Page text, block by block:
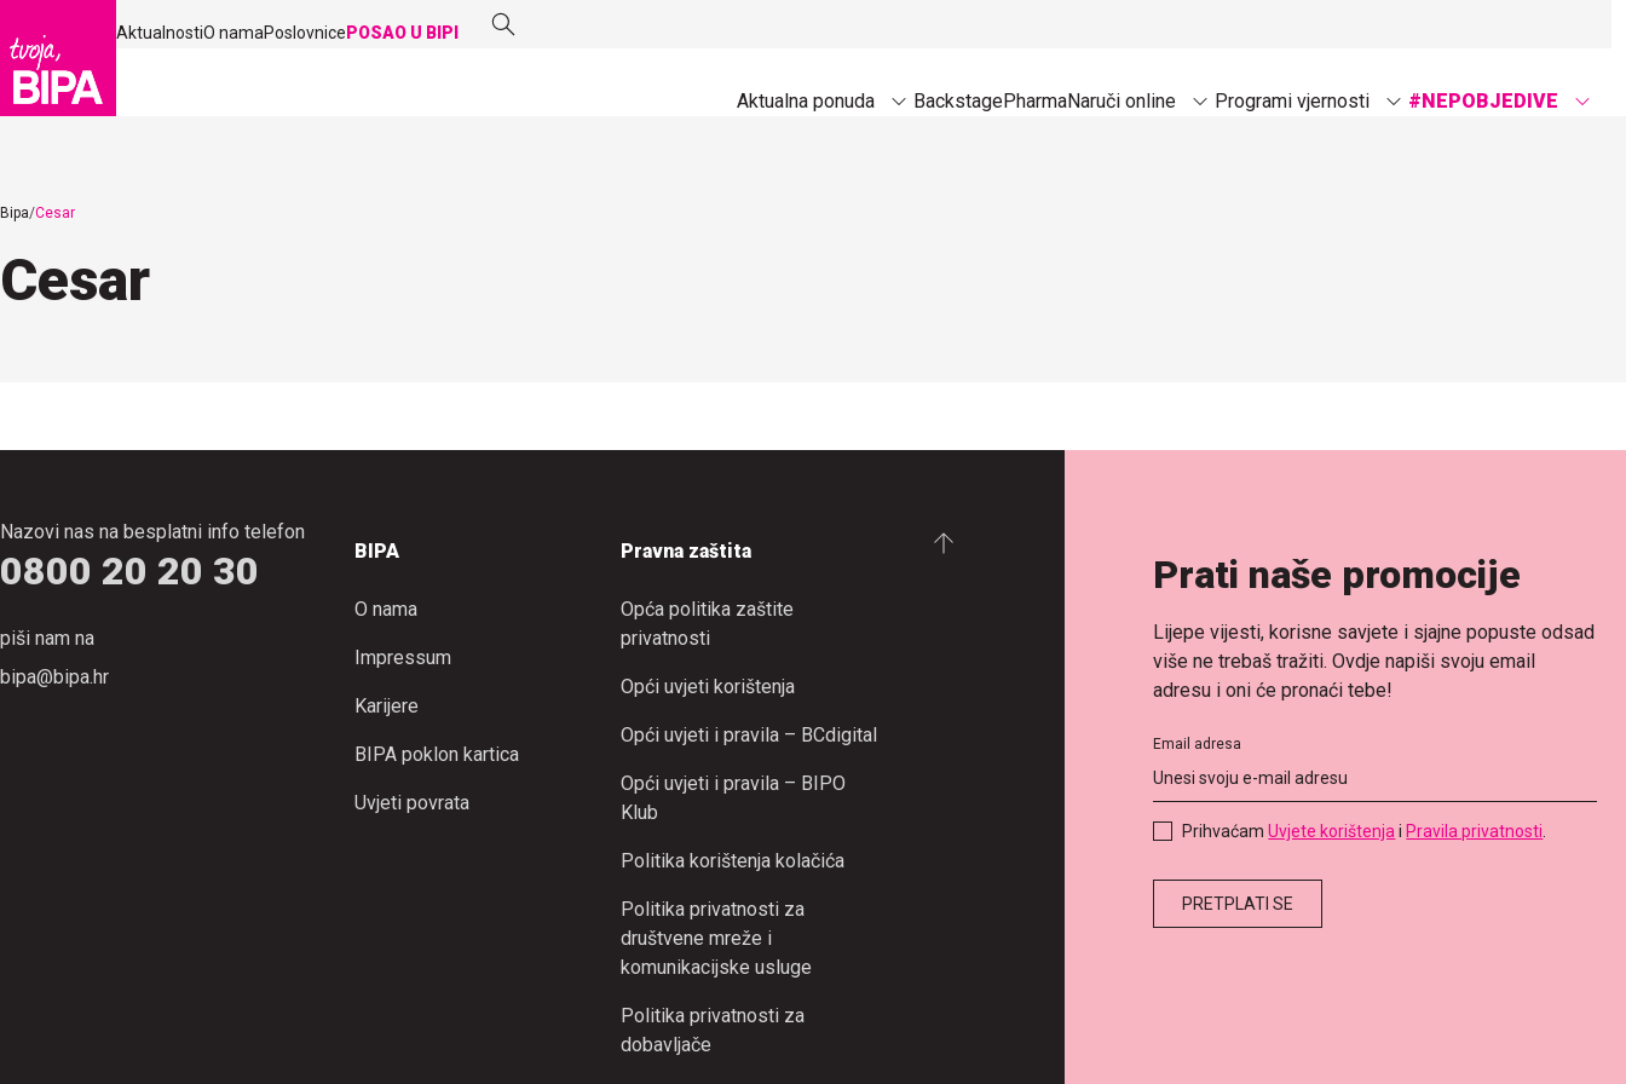
Aktualna ponuda BackstagePharmaNaruči online Programi vjernosti #NEPOBJEDIVE
AktualnostiO namaPoslovnice POSAO U BIPI
Bipa Cesar
Cesar
Nazovi nas na besplatni info telefon
0800 20 20 30
piši nam na
bipa@bipa.hr
BIPA
O nama
Impressum
Karijere
BIPA poklon kartica
Uvjeti povrata
Pravna zaštita
Opća politika zaštite
privatnosti
Opći uvjeti korištenja
Opći uvjeti i pravila – BCdigital
Opći uvjeti i pravila – BIPO
Klub
Politika korištenja kolačića
Politika privatnosti za
društvene mreže i
komunikacijske usluge
Politika privatnosti za
dobavljače
Prati naše promocije
Lijepe vijesti, korisne savjete i sjajne popuste odsad
više ne trebaš tražiti. Ovdje napiši svoju email
adresu i oni će pronaći tebe!
Email adresa
PrihvaćamUvjete korištenja iPravila privatnosti